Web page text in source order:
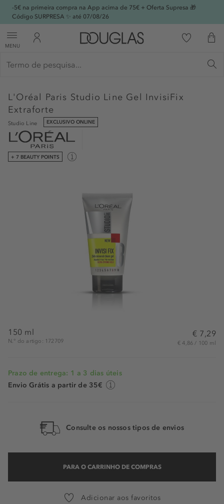
-5€ na primeira compra na App acima de 75€ + Oferta Supresa 🎁
Código SURPRESA ✨ até 07/08/26
MENU
L'Oréal Paris Studio Line Gel InvisiFix
Extraforte
Studio Line EXCLUSIVO ONLINE
+ 7 BEAUTY POINTS
150 ml
N.° do artigo: 172709
€ 7,29
€ 4,86 / 100 ml
Prazo de entrega: 1 a 3 dias úteis
Envio Grátis a partir de 35€
Consulte os nossos tipos de envios
PARA O CARRINHO DE COMPRAS
Adicionar aos favoritos